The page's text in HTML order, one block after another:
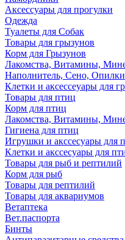
Аксессуары для прогулки
Одежда
Туалеты для Собак
Товары для грызунов
Корм для Грызунов
Лакомства, Витамины,
Наполнитель, Сено, Опилки
Клетки и аксессеуары для
Товары для птиц
Корм для птиц
Лакомства, Витамины,
Гигиена для птиц
Игрушки и акссесуары для
Клетки и акссесуары для
Товары для рыб и рептилий
Корм для рыб
Товары для рептилий
Товары для аквариумов
Ветаптека
Вет.паспорта
Бинты